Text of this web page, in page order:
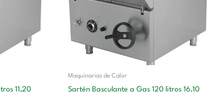
11,20
Maquinarias de Calor
Sartén Basculante a Gas 120 litros 16,10